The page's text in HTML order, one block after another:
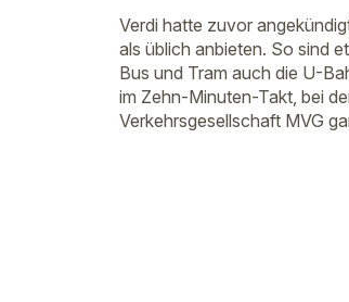
Verdi hatte zuvor
als üblich anbieten. So sind
Bus und Tram auch die U-
im Zehn-Minuten-Takt, bei
Verkehrsgesellschaft MVG